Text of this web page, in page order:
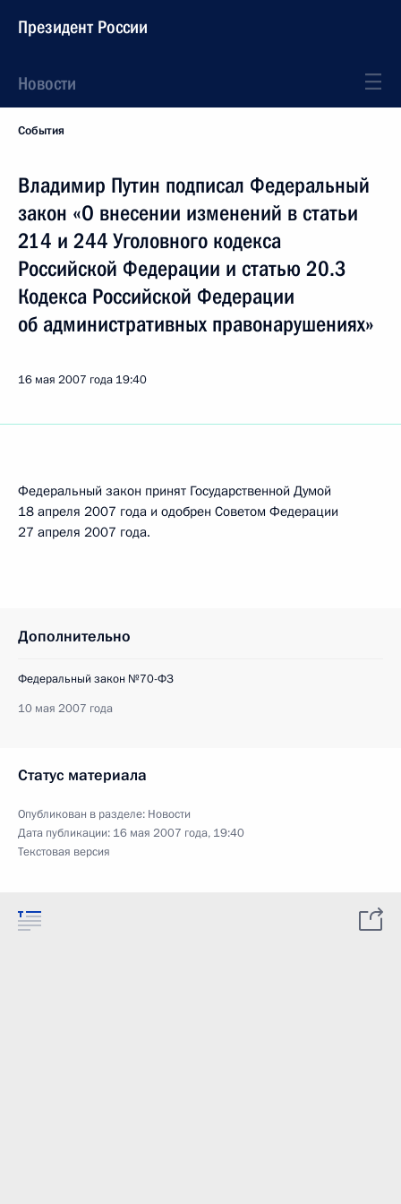
Президент России
Новости
События
Владимир Путин подписал Федеральный
закон «О внесении изменений в статьи
214 и 244 Уголовного кодекса
Российской Федерации и статью 20.3
Кодекса Российской Федерации
об административных правонарушениях»
16 мая 2007 года 19:40
Федеральный закон принят Государственной Думой
18 апреля 2007 года и одобрен Советом Федерации
27 апреля 2007 года.
Дополнительно
Федеральный закон №70-ФЗ
10 мая 2007 года
Статус материала
Опубликован в разделе: Новости
Дата публикации: 16 мая 2007 года, 19:40
Текстовая версия